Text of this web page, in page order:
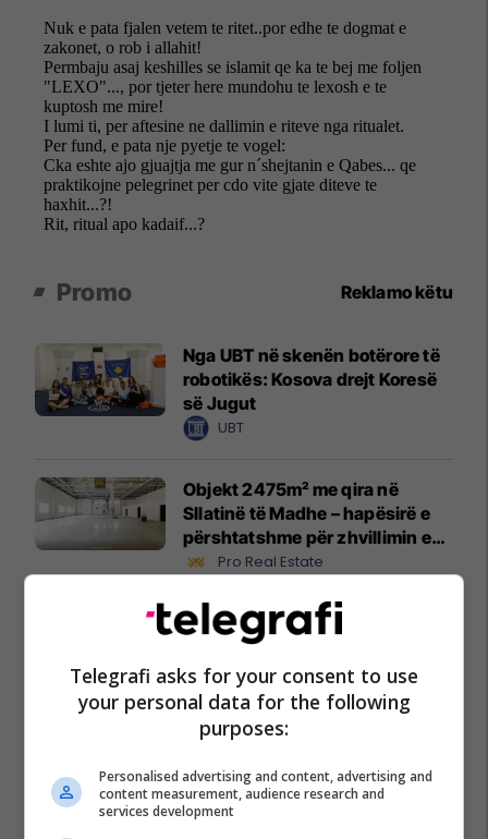
Promo Reklamo këtu
Nga UBT në skenën botërore të
robotikës: Kosova drejt Koresë
së Jugut
UBT
Objekt 2475m² me qira në
Sllatinë të Madhe – hapësirë e
përshtatshme për zhvillimin e
biznesit #16068
Pro Real Estate
Zgjidhni PrishtinaTicket për
udhëtimin tuaj drejt Hamburgut
Prishtina Ticket
Karburant cilësor dhe shumë
Petrol Company
Telegrafi asks for your consent to use
your personal data for the following
purposes:
Personalised advertising and content, advertising and
content measurement, audience research and
services development